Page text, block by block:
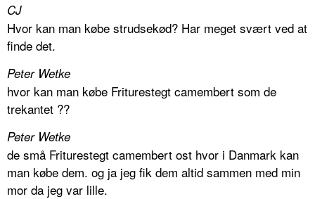
CJ
Hvor kan man købe strudsekød? Har meget svært ved at
finde det.
Peter Wetke
hvor kan man købe Friturestegt camembert som de
trekantet ??
Peter Wetke
de små Friturestegt camembert ost hvor i Danmark kan
man købe dem. og ja jeg fik dem altid sammen med min
mor da jeg var lille.